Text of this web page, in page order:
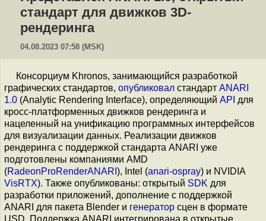
стандарт для движков 3D-
рендеринга
04.08.2023 07:58 (MSK)
Консорциум Khronos, занимающийся разработкой
графических стандартов, опубликовал стандарт ANARI
1.0 (Analytic Rendering Interface), определяющий API для
кросс-платформенных движков рендеринга и
нацеленный на унификацию программных интерфейсов
для визуализации данных. Реализации движков
рендеринга с поддержкой стандарта ANARI уже
подготовлены компаниями AMD
(RadeonProRenderANARI ), Intel (anari-ospray) и NVIDIA
VisRTX). Также опубликованы: открытый SDK для
разработки приложений, дополнение с поддержкой
ANARI для пакета Blender и генератор сцен в формате
USD. Поддержка ANARI интегрирована в открытые